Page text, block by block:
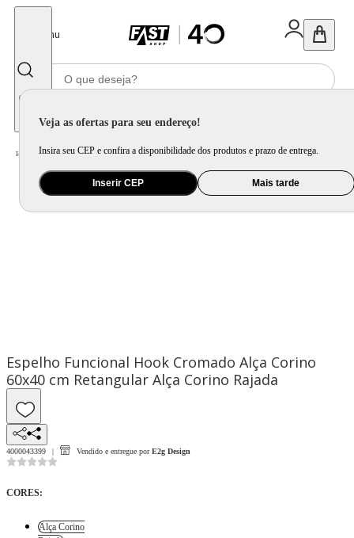
Menu
Veja as ofertas para seu endereço!
Insira seu CEP e confira a disponibilidade dos produtos e prazo de entrega.
Inserir CEP Mais tarde
Home Móveis e Decoração / Decoração / Espelho / Espelho Funcional Hook Cromado Alça Corino 60x40 cm Retangular
Espelho Funcional Hook Cromado Alça Corino
60x40 cm Retangular Alça Corino Rajada
4000043399 Vendido e entregue por E2g Design
CORES:
Alça Corino